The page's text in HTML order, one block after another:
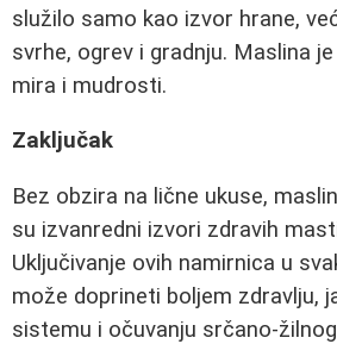
služilo samo kao izvor hrane,
svrhe, ogrev i gradnju. Maslina
mira i mudrosti.
Zaključak
Bez obzira na lične ukuse,
su izvanredni izvori zdravih
Uključivanje ovih namirnica u
može doprineti boljem zdravlju,
sistemu i očuvanju srčano-